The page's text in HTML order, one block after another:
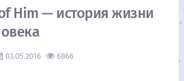
Him — история жизни
03.05.2016 6866